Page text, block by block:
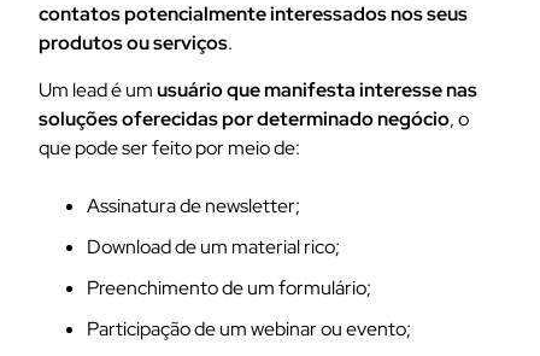
contatos potencialmente interessados nos seus
produtos ou serviços.
Um lead é umusuário que manifesta interesse nas
soluções oferecidas por determinado negócio, o
que pode ser feito por meio de:
Assinatura de newsletter;
Download de um material rico;
Preenchimento de um formulário;
Participação de um webinar ou evento;